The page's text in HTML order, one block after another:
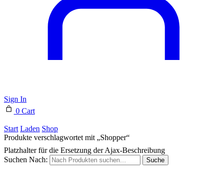
Sign In
0 Cart
Start Laden Shop
Produkte verschlagwortet mit „Shopper“
Platzhalter für die Ersetzung der Ajax-Beschreibung
Suchen Nach:
Suche